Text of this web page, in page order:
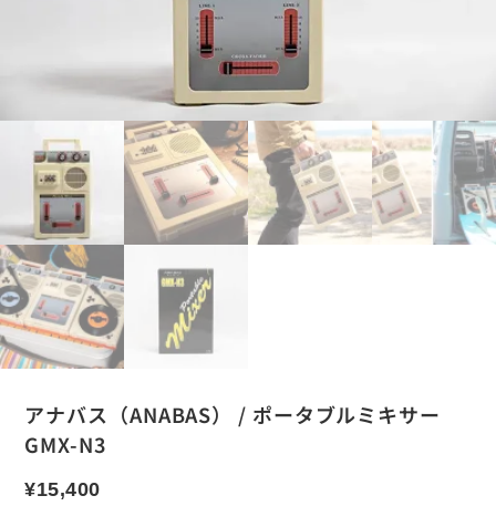
アナバス（ANABAS） / ポータブルミキサー
GMX-N3
¥15,400